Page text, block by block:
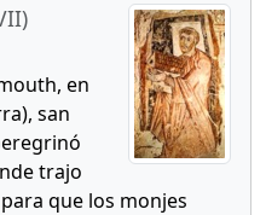
en
san
trajo
que los monjes